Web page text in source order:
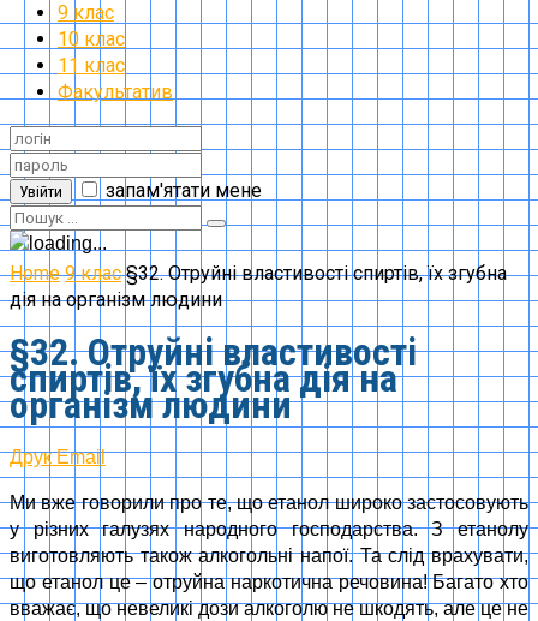
9 клас
10 клас
11 клас
Факультатив
Увійти запам'ятати мене
Home 9 клас §32. Отруйні властивості спиртів, їх згубна
дія на організм людини
§32. Отруйні властивості
спиртів, їх згубна дія на
організм людини
Друк Email
Ми вже говорили про те, що етанол широко застосовують
у різних галузях народного господарства. З етанолу
виготовляють також алкогольні напої. Та слід врахувати,
що етанол це – отруйна наркотична речовина! Багато хто
вважає, що невеликі дози алкоголю не шкодять, але це не